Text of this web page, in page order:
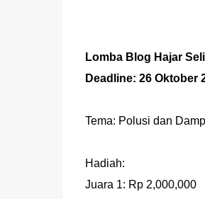
Lomba Blog Hajar
Deadline: 26 Oktober
Tema: Polusi dan
Hadiah:
Juara 1: Rp 2,000,000